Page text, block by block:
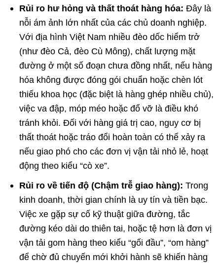
Rủi ro hư hỏng và thất thoát hàng hóa: Đây là
nỗi ám ảnh lớn nhất của các chủ doanh nghiệp.
Với địa hình Việt Nam nhiều đèo dốc hiểm trở
(như đèo Cả, đèo Cù Mông), chất lượng mặt
đường ở một số đoạn chưa đồng nhất, nếu hàng
hóa không được đóng gói chuẩn hoặc chèn lót
thiếu khoa học (đặc biệt là hàng ghép nhiều chủ),
việc va đập, móp méo hoặc đổ vỡ là điều khó
tránh khỏi. Đối với hàng giá trị cao, nguy cơ bị
thất thoát hoặc tráo đổi hoàn toàn có thể xảy ra
nếu giao phó cho các đơn vị vận tải nhỏ lẻ, hoạt
động theo kiểu “cò xe”.
Rủi ro về tiến độ (Chậm trễ giao hàng): Trong
kinh doanh, thời gian chính là uy tín và tiền bạc.
Việc xe gặp sự cố kỹ thuật giữa đường, tắc
đường kéo dài do thiên tai, hoặc tệ hơn là đơn vị
vận tải gom hàng theo kiểu “gối đầu”, “om hàng”
để chờ đủ chuyến mới khởi hành sẽ khiến hàng